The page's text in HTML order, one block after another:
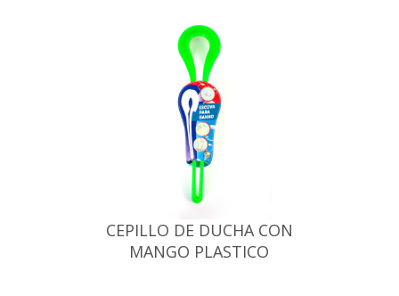
CEPILLO DE DUCHA CON
MANGO PLASTICO